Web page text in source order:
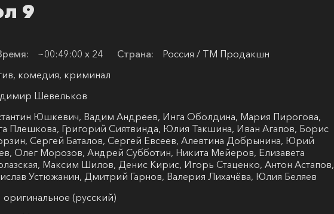
9
~00:49:00 х 24 Страна:
Россия / ТМ Продакшн
комедия, криминал
Шевельков
Юшкевич, Вадим Андреев, Инга Оболдина, Мария Пирогова,
Плешкова, Григорий Сиятвинда, Юлия Такшина, Иван Агапов, Борис
Сергей Баталов, Сергей Евсеев, Алевтина Добрынина, Юрий
Олег Морозов, Андрей Субботин, Никита Мейеров, Елизавета
Максим Шилов, Денис Кирис, Игорь Стаценко, Антон Астапов,
Устюжанин, Дмитрий Гарнов, Валерия Лихачёва, Юлия Беляев
оригинальное (русский)